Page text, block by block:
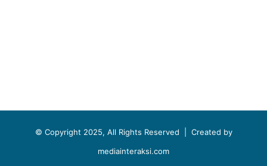
© Copyright 2025, All Rights Reserved | Created by
mediainteraksi.com